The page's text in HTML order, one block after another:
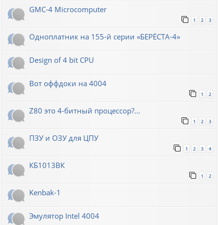
GMC-4 Microcomputer
1 2 3
Одноплатник на 155-й серии «БЕРЁСТА-4»
Design of 4 bit CPU
Вот оффдоки на 4004
1 2
Z80 это 4-битный процессор?...
1 2 3
ПЗУ и ОЗУ для ЦПУ
1 2 3 4
КБ1013ВК
1 2
Kenbak-1
Эмулятор Intel 4004